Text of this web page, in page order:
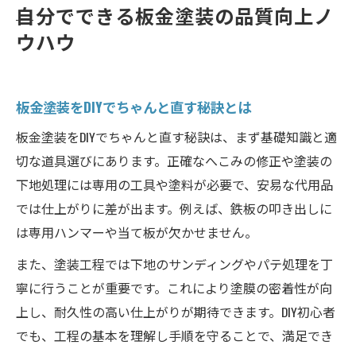
自分でできる板金塗装の品質向上ノ
ウハウ
板金塗装をDIYでちゃんと直す秘訣とは
板金塗装をDIYでちゃんと直す秘訣は、まず基礎知識と適
切な道具選びにあります。正確なへこみの修正や塗装の
下地処理には専用の工具や塗料が必要で、安易な代用品
では仕上がりに差が出ます。例えば、鉄板の叩き出しに
は専用ハンマーや当て板が欠かせません。
また、塗装工程では下地のサンディングやパテ処理を丁
寧に行うことが重要です。これにより塗膜の密着性が向
上し、耐久性の高い仕上がりが期待できます。DIY初心者
でも、工程の基本を理解し手順を守ることで、満足でき